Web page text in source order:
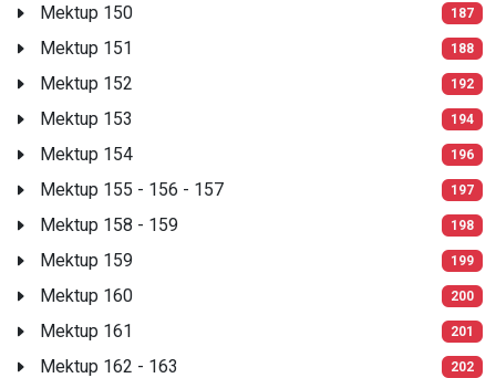
Mektup 150 187
Mektup 151 188
Mektup 152 192
Mektup 153 194
Mektup 154 196
Mektup 155 - 156 - 157 197
Mektup 158 - 159 198
Mektup 159 199
Mektup 160 200
Mektup 161 201
Mektup 162 - 163 202